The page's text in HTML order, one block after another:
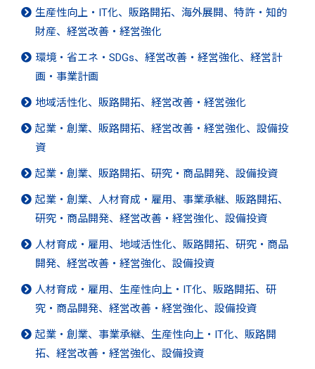
生産性向上・IT化、販路開拓、海外展開、特許・知的
財産、経営改善・経営強化
環境・省エネ・SDGs、経営改善・経営強化、経営計
画・事業計画
地域活性化、販路開拓、経営改善・経営強化
起業・創業、販路開拓、経営改善・経営強化、設備投
資
起業・創業、販路開拓、研究・商品開発、設備投資
起業・創業、人材育成・雇用、事業承継、販路開拓、
研究・商品開発、経営改善・経営強化、設備投資
人材育成・雇用、地域活性化、販路開拓、研究・商品
開発、経営改善・経営強化、設備投資
人材育成・雇用、生産性向上・IT化、販路開拓、研
究・商品開発、経営改善・経営強化、設備投資
起業・創業、事業承継、生産性向上・IT化、販路開
拓、経営改善・経営強化、設備投資